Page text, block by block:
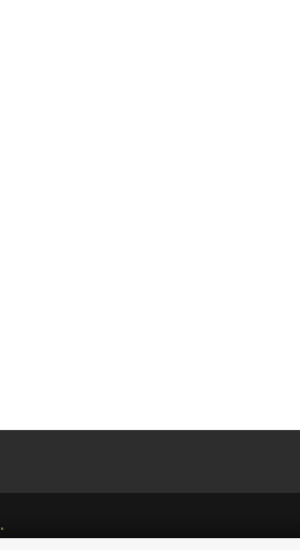
.